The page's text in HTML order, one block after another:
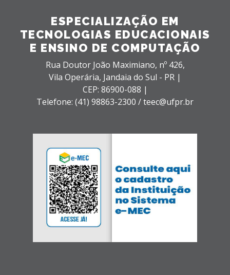
ESPECIALIZAÇÃO EM
TECNOLOGIAS EDUCACIONAIS
E ENSINO DE COMPUTAÇÃO
Rua Doutor João Maximiano, nº 426,
Vila Operária, Jandaia do Sul - PR |
CEP: 86900-088 |
Telefone: (41) 98863-2300 / teec@ufpr.br